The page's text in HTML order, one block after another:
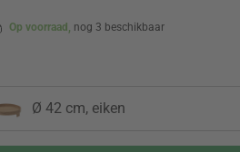
Op voorraad, nog 3 beschikbaar
Ø 42 cm, eiken